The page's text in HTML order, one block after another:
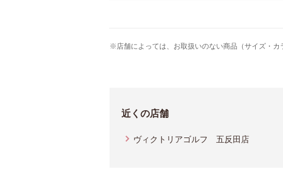
※店舗によっては、お取扱いのない商品（サイズ・カ
近くの店舗
ヴィクトリアゴルフ 五反田店